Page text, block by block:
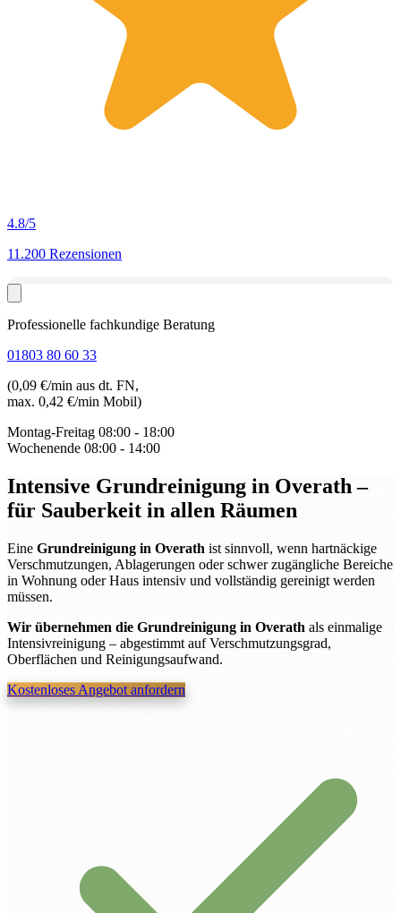
4.8/5
11.200 Rezensionen
Professionelle fachkundige Beratung
01803 80 60 33
(0,09 €/min aus dt. FN,
max. 0,42 €/min Mobil)
Montag-Freitag 08:00 - 18:00
Wochenende 08:00 - 14:00
Intensive Grundreinigung in Overath–
für Sauberkeit in allen Räumen
Eine Grundreinigung in Overath ist sinnvoll, wenn hartnäckige
Verschmutzungen, Ablagerungen oder schwer zugängliche Bereiche
in Wohnung oder Haus intensiv und vollständig gereinigt werden
müssen.
Wir übernehmen die Grundreinigung in Overath als einmalige
Intensivreinigung – abgestimmt auf Verschmutzungsgrad,
Oberflächen und Reinigungsaufwand.
Kostenloses Angebot anfordern